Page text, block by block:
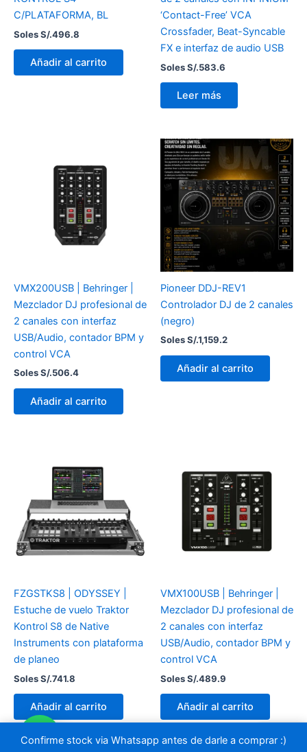
Confirme stock via Whatsapp antes de darle a comprar :)
C/PLATAFORMA, BL
Soles S/.496.8
Añadir al carrito
‘Contact-Free’ VCA
Crossfader, Beat-Syncable
FX e interfaz de audio USB
Soles S/.583.6
Leer más
VMX200USB | Behringer |
Mezclador DJ profesional de
2 canales con interfaz
USB/Audio, contador BPM y
control VCA
Soles S/.506.4
Añadir al carrito
Pioneer DDJ-REV1
Controlador DJ de 2 canales
(negro)
Soles S/.1,159.2
Añadir al carrito
FZGSTKS8 | ODYSSEY |
Estuche de vuelo Traktor
Kontrol S8 de Native
Instruments con plataforma
de planeo
Soles S/.741.8
Añadir al carrito
VMX100USB | Behringer |
Mezclador DJ profesional de
2 canales con interfaz
USB/Audio, contador BPM y
control VCA
Soles S/.489.9
Añadir al carrito